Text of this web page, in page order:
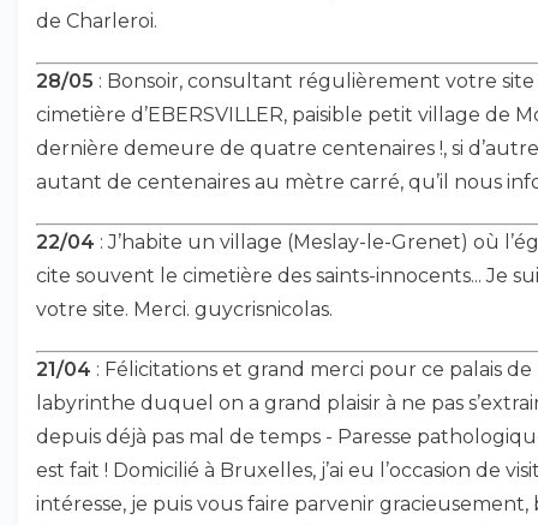
de Charleroi.
28/05 : Bonsoir, consultant régulièrement votre
cimetière d’EBERSVILLER, paisible petit village de
dernière demeure de quatre centenaires !, si
autant de centenaires au mètre carré, qu’il nous
22/04 : J’habite un village (Meslay-le-Grenet) où
cite souvent le cimetière des saints-innocents... Je
votre site. Merci. guycrisnicolas.
21/04 : Félicitations et grand merci pour ce palais
labyrinthe duquel on a grand plaisir à ne pas
depuis déjà pas mal de temps - Paresse
est fait ! Domicilié à Bruxelles, j’ai eu l’occasion de
intéresse, je puis vous faire parvenir